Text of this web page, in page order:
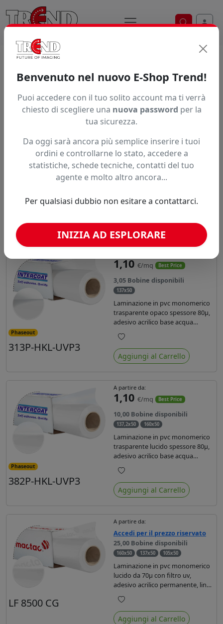
Ricerca
Scopri le laminazioni monomeriche, ideali per stampe
digitali temporanee su superfici piane. Facili da
e usura. Perfette per comunicazione visiva indoor,
promozioni e cartellonistica a breve termine.
Phaseout
313P-HKL-UVP3
1,10€/mq Best Price
3,05 Bobine disponibili
137x50
Laminazione in pvc monomerico
trasparente opaco spessore 80µ,
adesivo acrilico base acqua
permanente specifico per ink uv,
liner in carta kraft da 90gr. Durata
3 anni, dotata di filtro uv, idonea
per stampe con inchiostro
Preferiti
Aggiungi al Carrello
Phaseout
382P-HKL-UVP3
A partire da:
1,10 €/mq Best Price
10,00 Bobine disponibili
137,2x50 160x50
Laminazione in pvc monomerico
trasparente lucido spessore 80µ,
adesivo acrilico base acqua
permanente, liner in carta
glassine siliconata da 72 gr. Durata
3 anni, ideale per laminare stampe
con ink solvente, eco-solvente e
Preferiti
Aggiungi al Carrello
LF 8500 CG
A partire da:
Accedi per il prezzo riservato
25,00 Bobine disponibili
160x50 137x50 105x50
Laminazione in pvc monomerico
lucido da 70µ con filtro uv,
adesivo acrilico permanente, liner
in carta da 90r. breve durata, per
superfici piane. Certificato di
resistenza al fuoco Bs1d0.
Preferiti
Aggiungi al Carrello
Benvenuto nel nuovo E-Shop Trend!
Puoi accedere con il tuo solito account ma ti verrà
chiesto di scegliere una nuova password per la
tua sicurezza.
Da oggi sarà ancora più semplice inserire i tuoi
ordini e controllarne lo stato, accedere a
statistiche, schede tecniche, contatti del tuo
agente e molto altro ancora...
Per qualsiasi dubbio non esitare a contattarci.
INIZIA AD ESPLORARE